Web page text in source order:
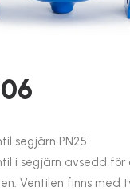
segjärn PN25
i segjärn avsedd
Ventilen finns med